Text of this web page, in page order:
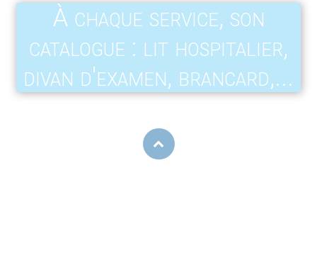
À chaque service, son
catalogue : lit hospitalier,
divan d'examen, brancard,...